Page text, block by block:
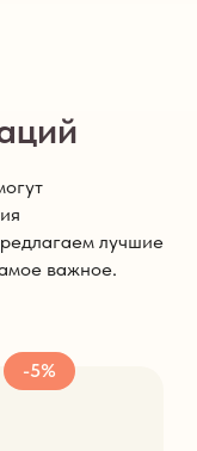
лучшие
важное.
-5%